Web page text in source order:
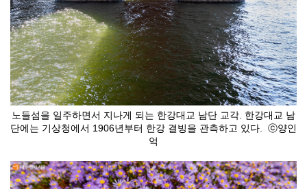
노들섬을 일주하면서 지나게 되는 한강대교 남단 교각. 한강대교 남
단에는 기상청에서 1906년부터 한강 결빙을 관측하고 있다. ⓒ양인
억